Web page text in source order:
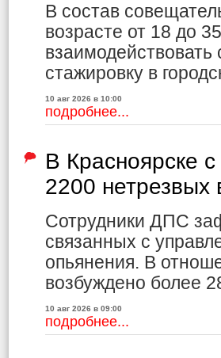
В состав
возрасте от 18 до
стажировку в
10 авг 2026 в 10:00
подробнее...
В Красноярске
2200 нетрезвых
Сотрудники ДПС
связанных с
опьянения. В
возбуждено более
10 авг 2026 в 09:00
подробнее...